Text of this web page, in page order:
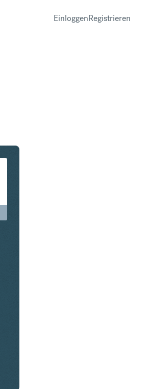
EinloggenRegistrieren